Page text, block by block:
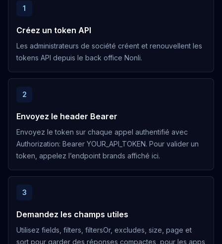
1
Créez un token API
Les administrateurs de société créent et renouvellent les
tokens API depuis le back office Nonli.
2
Envoyez le header Bearer
Envoyez le token sur chaque appel authentifié avec
Authorization: Bearer YOUR_API_TOKEN. Pour valider un
token, appelez l’endpoint brands affiché ici.
3
Demandez les champs utiles
Utilisez fields, filters, filtersOr, excludes, size, page et
sort pour garder des réponses compactes, pour les apps